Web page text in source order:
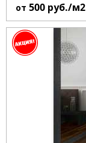
от 500 руб./м2